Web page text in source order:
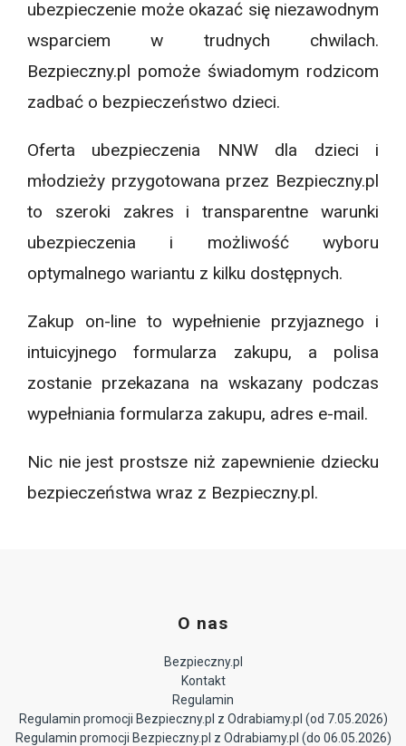
ubezpieczenie może okazać się niezawodnym
wsparciem w trudnych chwilach.
Bezpieczny.pl pomoże świadomym rodzicom
zadbać o bezpieczeństwo dzieci.
Oferta ubezpieczenia NNW dla dzieci i
młodzieży przygotowana przez Bezpieczny.pl
to szeroki zakres i transparentne warunki
ubezpieczenia i możliwość wyboru
optymalnego wariantu z kilku dostępnych.
Zakup on-line to wypełnienie przyjaznego i
intuicyjnego formularza zakupu, a polisa
zostanie przekazana na wskazany podczas
wypełniania formularza zakupu, adres e-mail.
Nic nie jest prostsze niż zapewnienie dziecku
bezpieczeństwa wraz z Bezpieczny.pl.
O nas
Bezpieczny.pl
Kontakt
Regulamin
Regulamin promocji Bezpieczny.pl z Odrabiamy.pl (od 7.05.2026)
Regulamin promocji Bezpieczny.pl z Odrabiamy.pl (do 06.05.2026)